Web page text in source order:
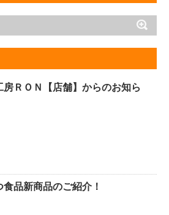
房ＲＯＮ【店舗】からのお知ら
食品新商品のご紹介！